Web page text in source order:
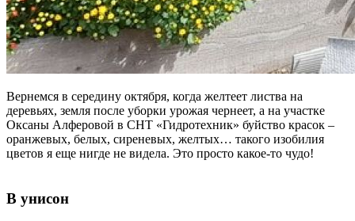
Вернемся в середину октября, когда желтеет листва на
деревьях, земля после уборки урожая чернеет, а на участке
Оксаны Алферовой в СНТ «Гидротехник» буйство красок –
оранжевых, белых, сиреневых, желтых… такого изобилия
цветов я еще нигде не видела. Это просто какое-то чудо!
В унисон